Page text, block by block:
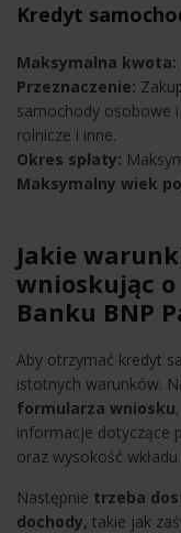
Kredyt
Maksymalna kwota:
Przeznaczenie:
samochody osobowe
rolnicze i inne.
Okres spłaty:
Maksymalny wiek
Jakie
wnioskując
Banku BNP
Aby otrzymać kredyt
istotnych warunków.
formularza wniosku
informacje dotyczące
oraz wysokość wkładu
Następnie trzeba
dochody, takie jak